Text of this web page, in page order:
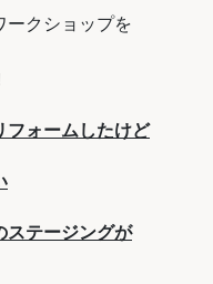
ークショップを
フォームしたけど
ステージングが